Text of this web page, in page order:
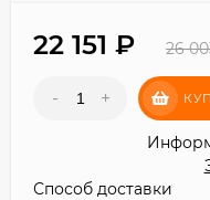
22 151 26
- +
Способ доставки